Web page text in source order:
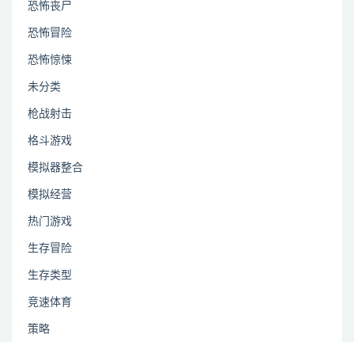
恐怖丧尸
恐怖冒险
恐怖惊悚
未分类
枪战射击
格斗游戏
模拟器整合
模拟经营
热门游戏
生存冒险
生存类型
竞速体育
策略